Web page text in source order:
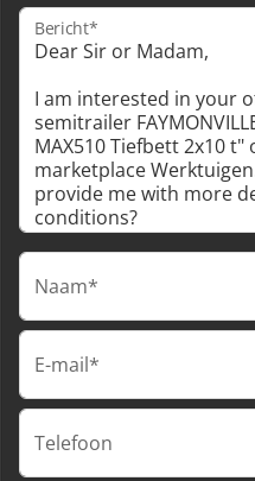
Bericht*
Naam*
E-mail*
Telefoon